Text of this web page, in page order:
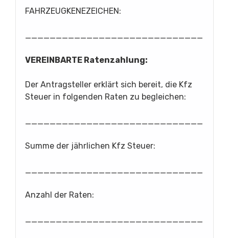
FAHRZEUGKENEZEICHEN:
VEREINBARTE Ratenzahlung:
Der Antragsteller erklärt sich bereit, die Kfz
Steuer in folgenden Raten zu begleichen:
Summe der jährlichen Kfz Steuer:
Anzahl der Raten: